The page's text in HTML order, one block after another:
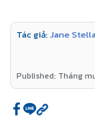
Tác giả:Jane
Published: Tháng